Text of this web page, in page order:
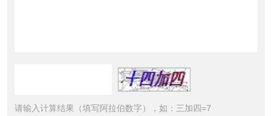
请输入计算结果（填写阿拉伯数字），如：三加四=7